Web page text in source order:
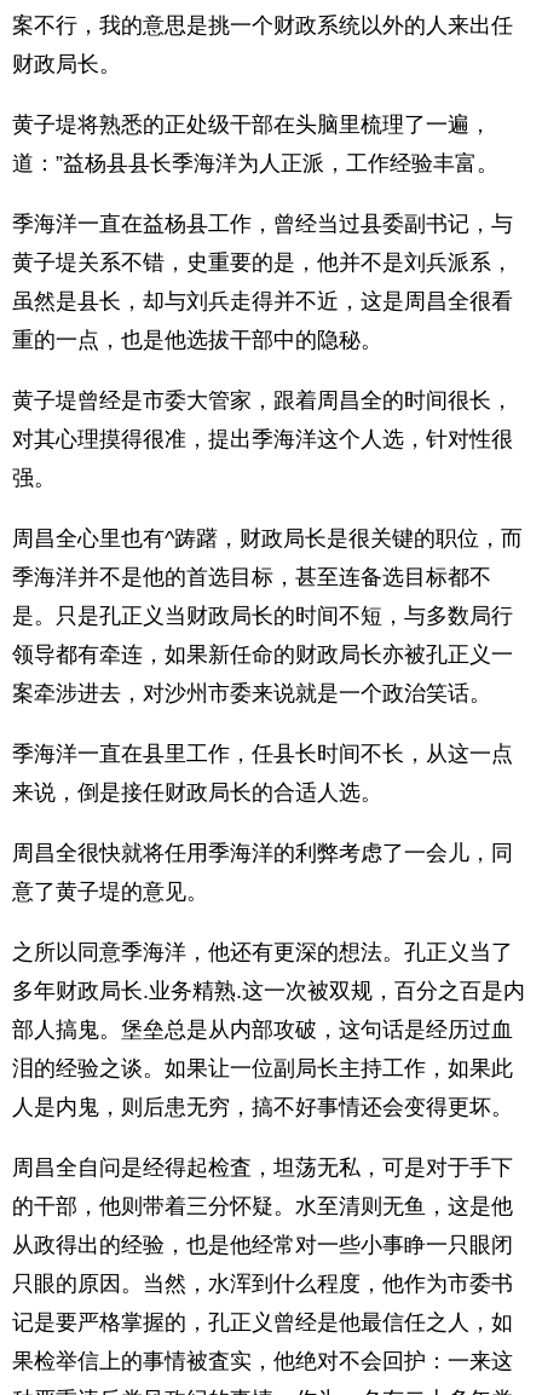
案不行，我的意思是挑一个财政系统以外的人来出任
财政局长。
黄子堤将熟悉的正处级干部在头脑里梳理了一遍，
道：”益杨县县长季海洋为人正派，工作经验丰富。
季海洋一直在益杨县工作，曾经当过县委副书记，与
黄子堤关系不错，史重要的是，他并不是刘兵派系，
虽然是县长，却与刘兵走得并不近，这是周昌全很看
重的一点，也是他选拔干部中的隐秘。
黄子堤曾经是市委大管家，跟着周昌全的时间很长，
对其心理摸得很准，提出季海洋这个人选，针对性很
强。
周昌全心里也有^踌躇，财政局长是很关键的职位，而
季海洋并不是他的首选目标，甚至连备选目标都不
是。只是孔正义当财政局长的时间不短，与多数局行
领导都有牵连，如果新任命的财政局长亦被孔正义一
案牵涉进去，对沙州市委来说就是一个政治笑话。
季海洋一直在县里工作，任县长时间不长，从这一点
来说，倒是接任财政局长的合适人选。
周昌全很快就将任用季海洋的利弊考虑了一会儿，同
意了黄子堤的意见。
之所以同意季海洋，他还有更深的想法。孔正义当了
多年财政局长.业务精熟.这一次被双规，百分之百是内
部人搞鬼。堡垒总是从内部攻破，这句话是经历过血
泪的经验之谈。如果让一位副局长主持工作，如果此
人是内鬼，则后患无穷，搞不好事情还会变得更坏。
周昌全自问是经得起检査，坦荡无私，可是对于手下
的干部，他则带着三分怀疑。水至清则无鱼，这是他
从政得出的经验，也是他经常对一些小事睁一只眼闭
只眼的原因。当然，水浑到什么程度，他作为市委书
记是要严格掌握的，孔正义曾经是他最信任之人，如
果检举信上的事情被査实，他绝对不会回护：一来这